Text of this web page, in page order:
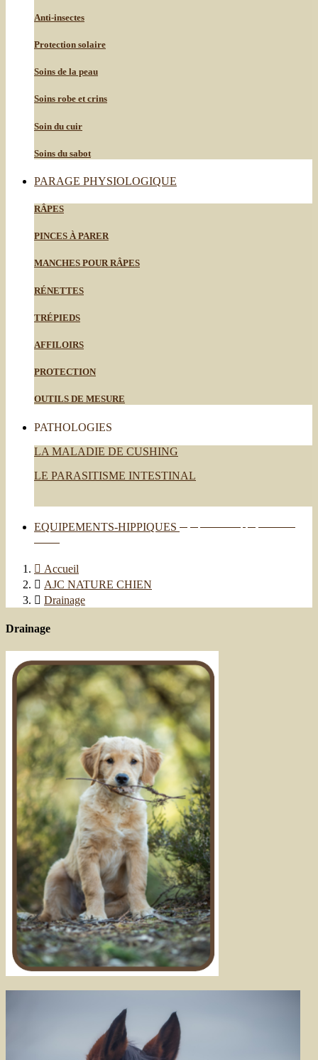
Anti-insectes
Protection solaire
Soins de la peau
Soins robe et crins
Soin du cuir
Soins du sabot
PARAGE PHYSIOLOGIQUE
RÂPES
PINCES À PARER
MANCHES POUR RÂPES
RÉNETTES
TRÉPIEDS
AFFILOIRS
PROTECTION
OUTILS DE MESURE
PATHOLOGIES
LA MALADIE DE CUSHING
LE PARASITISME INTESTINAL
EQUIPEMENTS-HIPPIQUES
 Accueil
 AJC NATURE CHIEN
 Drainage
Drainage